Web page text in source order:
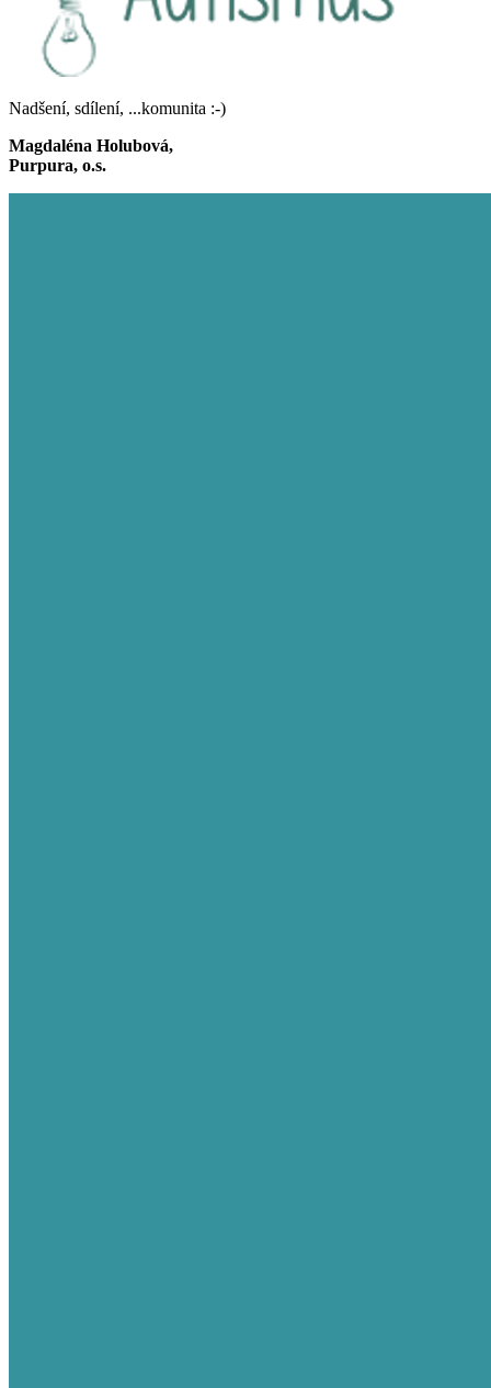
Nadšení, sdílení, ...komunita :-)
Magdaléna Holubová,
Purpura, o.s.